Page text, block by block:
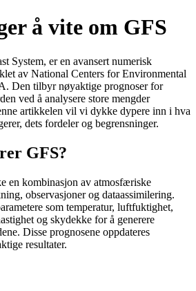
å vite om GFS
System, er en avansert numerisk
av National Centers for Environmental
Den tilbyr nøyaktige prognoser for
ved å analysere store mengder
artikkelen vil vi dykke dypere inn i hva
dets fordeler og begrensninger.
GFS?
en kombinasjon av atmosfæriske
observasjoner og dataassimilering.
som temperatur, luftfuktighet,
og skydekke for å generere
Disse prognosene oppdateres
resultater.